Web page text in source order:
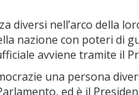
nell’arco della
nazione con poteri di
avviene tramite il
una persona
ed è il